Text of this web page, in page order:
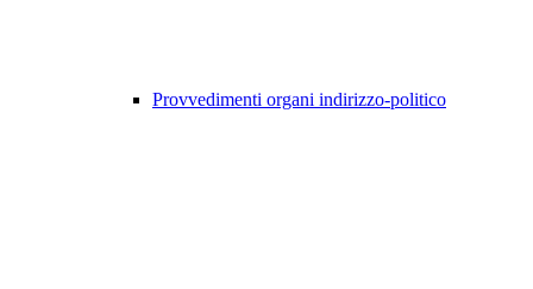
Provvedimenti organi indirizzo-politico